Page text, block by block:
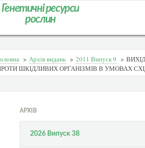
Генетичні ресурси
рослин
> Архів видань > 2011 Випуск 9 >
ШКІДЛИВИХ ОРГАНІЗМІВ В УМОВАХ
АРХІВ
2026 Випуск 38